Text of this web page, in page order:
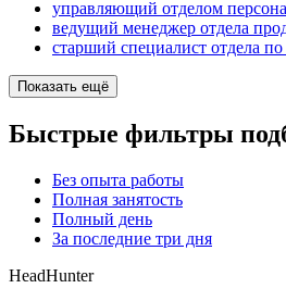
управляющий отделом
ведущий менеджер отдела
старший специалист отдела
Показать ещё
Быстрые фильтры
Без опыта работы
Полная занятость
Полный день
За последние три дня
HeadHunter